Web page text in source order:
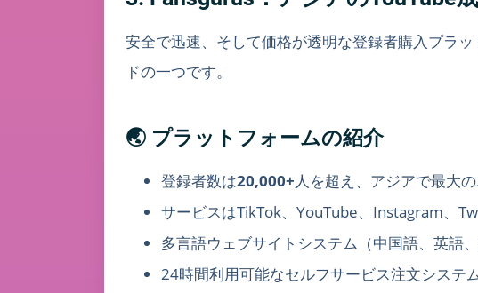
安全で迅速、そして価格が透明な登録者購入プラッ
ドの一つです。
🌏 プラットフォームの紹介
登録者数は20,000+人を超え、アジアで最大
サービスはTikTok、YouTube、Instagram、
多言語ウェブサイトシステム（中国語、英語
24時間利用可能なセルフサービス注文システ